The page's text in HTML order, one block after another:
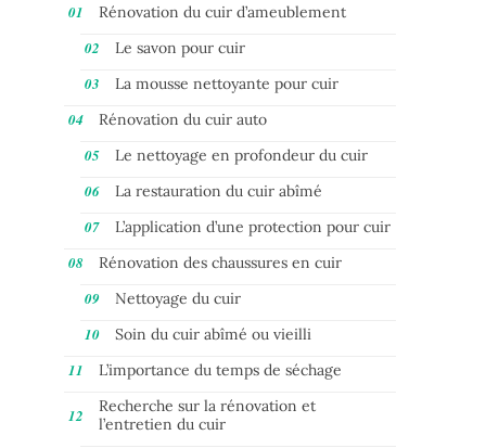
Rénovation du cuir d’ameublement
Le savon pour cuir
La mousse nettoyante pour cuir
Rénovation du cuir auto
Le nettoyage en profondeur du cuir
La restauration du cuir abîmé
L’application d’une protection pour cuir
Rénovation des chaussures en cuir
Nettoyage du cuir
Soin du cuir abîmé ou vieilli
L’importance du temps de séchage
Recherche sur la rénovation et
l’entretien du cuir